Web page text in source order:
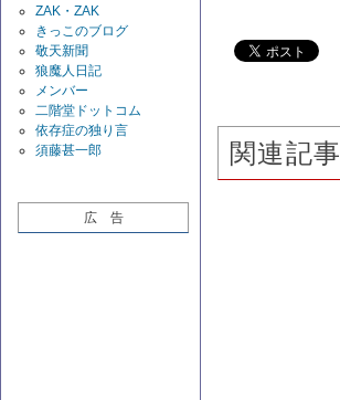
ZAK・ZAK
きっこのブログ
敬天新聞
狼魔人日記
メンバー
二階堂ドットコム
依存症の独り言
須藤甚一郎
広 告
関連記事